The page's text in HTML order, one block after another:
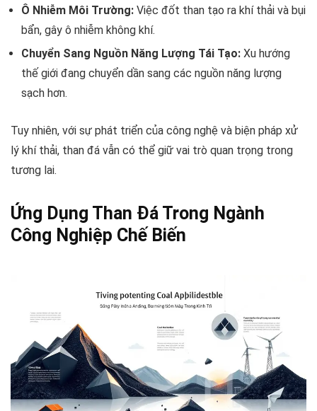
Ô Nhiễm Môi Trường: Việc đốt than tạo ra khí thải và bụi
bẩn, gây ô nhiễm không khí.
Chuyển Sang Nguồn Năng Lượng Tái Tạo: Xu hướng
thế giới đang chuyển dần sang các nguồn năng lượng
sạch hơn.
Tuy nhiên, với sự phát triển của công nghệ và biện pháp xử
lý khí thải, than đá vẫn có thể giữ vai trò quan trọng trong
tương lai.
Ứng Dụng Than Đá Trong Ngành
Công Nghiệp Chế Biến